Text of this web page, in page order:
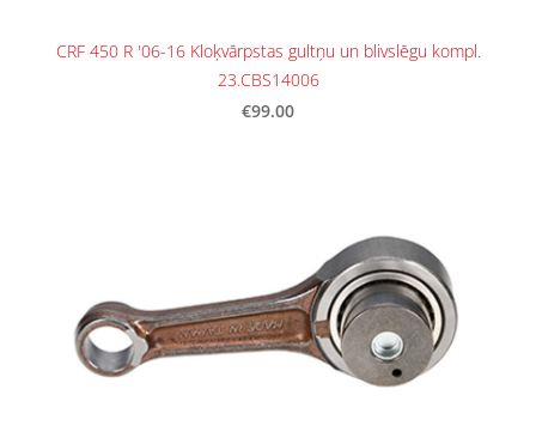
CRF 450 R '06-16 Kloķvārpstas gultņu un blivslēgu kompl.
23.CBS14006
€99.00